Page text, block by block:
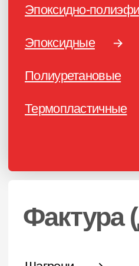
Муар-металлики
Сертификаты
Подбор краски
Калькулятор
Отзывы